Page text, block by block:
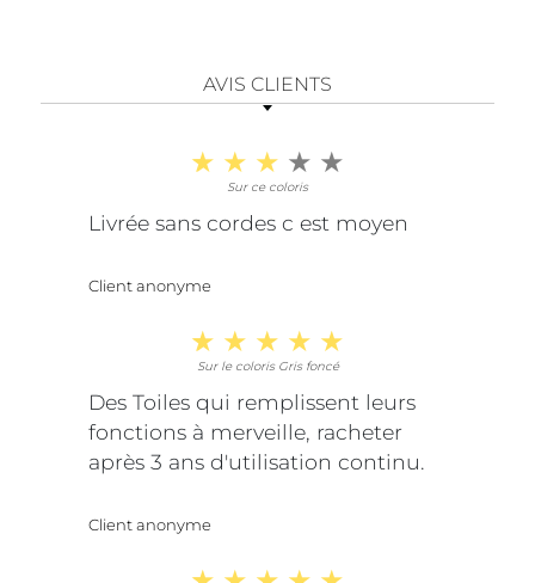
AVIS CLIENTS
Sur ce coloris
Livrée sans cordes c est moyen
Client anonyme
Sur le coloris Gris foncé
Des Toiles qui remplissent leurs
fonctions à merveille, racheter
après 3 ans d'utilisation continu.
Client anonyme